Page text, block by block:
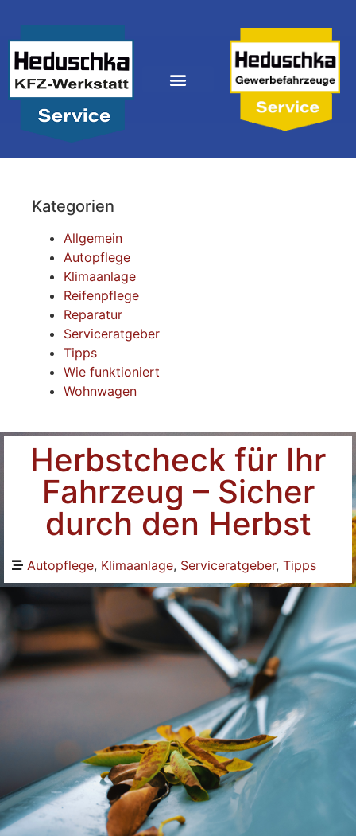
Kategorien
Allgemein
Autopflege
Klimaanlage
Reifenpflege
Reparatur
Serviceratgeber
Tipps
Wie funktioniert
Wohnwagen
Herbstcheck für Ihr
Fahrzeug – Sicher
durch den Herbst
Autopflege, Klimaanlage, Serviceratgeber, Tipps